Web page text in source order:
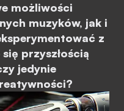
możliwości
muzyków, jak i
z
przyszłością
jedynie